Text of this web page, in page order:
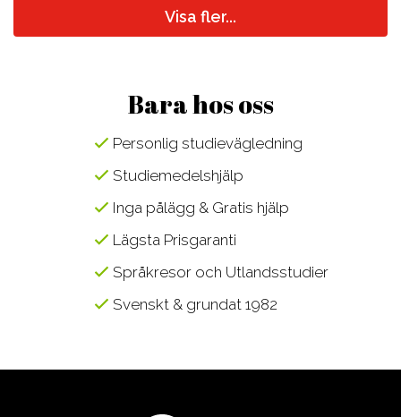
Visa fler...
Bara hos oss
Personlig studievägledning
Studiemedelshjälp
Inga pålägg & Gratis hjälp
Lägsta Prisgaranti
Språkresor och Utlandsstudier
Svenskt & grundat 1982